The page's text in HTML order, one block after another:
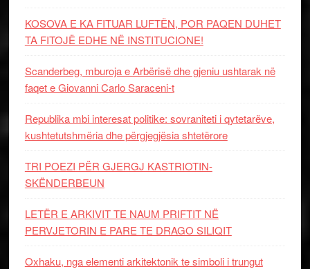
KOSOVA E KA FITUAR LUFTËN, POR PAQEN DUHET
TA FITOJË EDHE NË INSTITUCIONE!
Scanderbeg, mburoja e Arbërisë dhe gjeniu ushtarak në
faqet e Giovanni Carlo Saraceni-t
Republika mbi interesat politike: sovraniteti i qytetarëve,
kushtetutshmëria dhe përgjegjësia shtetërore
TRI POEZI PËR GJERGJ KASTRIOTIN-
SKËNDERBEUN
LETËR E ARKIVIT TE NAUM PRIFTIT NË
PERVJETORIN E PARE TE DRAGO SILIQIT
Oxhaku, nga elementi arkitektonik te simboli i trungut